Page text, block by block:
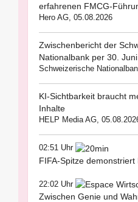
erfahrenen FMCG-
Hero AG, 05.08.2026
Zwischenbericht der
Nationalbank per 30.
Schweizerische
KI-Sichtbarkeit braucht
Inhalte
HELP Media AG,
02:51 Uhr
FIFA-Spitze demonstriert
22:02 Uhr
Zwischen Genie und